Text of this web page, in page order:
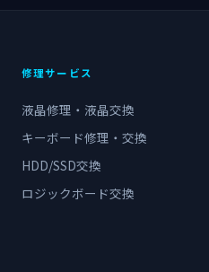
修理サービス
液晶修理・液晶交換
キーボード修理・交換
HDD/SSD交換
ロジックボード交換